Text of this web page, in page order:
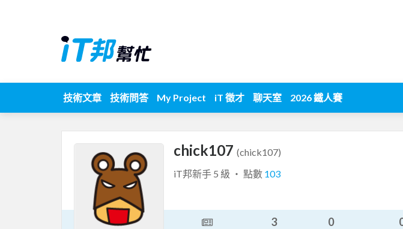
技術文章 技術問答 My Project iT 徵才 聊天室 2026 鐵人賽
chick107 (chick107)
iT邦新手 5 級 ‧ 點數 103
3 0